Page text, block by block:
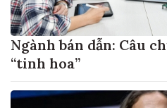
Ngành bán dẫn: Câu
“tinh hoa”